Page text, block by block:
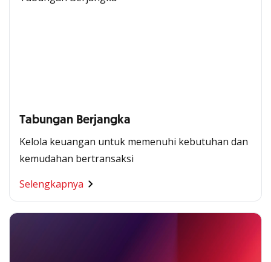
Tabungan Berjangka
Kelola keuangan untuk memenuhi kebutuhan dan
kemudahan bertransaksi
Selengkapnya